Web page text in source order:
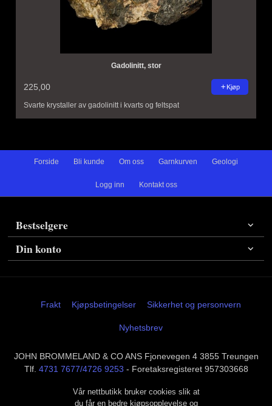
Gadolinitt, stor
225,00 Kjøp
Svarte krystaller av gadolinitt i kvarts og feltspat
Forside Bli kunde Om oss Garnkurven Geologi
Logg inn Kontakt oss
Bestselgere
Din konto
Frakt Kjøpsbetingelser Sikkerhet og personvern
Nyhetsbrev
JOHN BROMMELAND & CO ANS Fjonevegen 4 3855 Treungen
Tlf. 4731 7677/4726 9253 - Foretaksregisteret 957303668
Vår nettbutikk bruker cookies slik at
du får en bedre kjøpsopplevelse og